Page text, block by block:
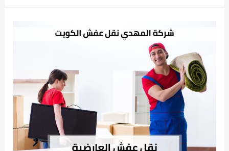
العارضية